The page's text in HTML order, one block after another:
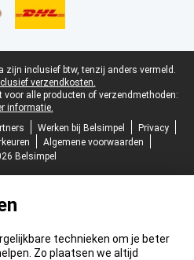
zijn inclusief btw, tenzij anders vermeld.
verzendkosten.
voor alle producten of verzendmethoden:
informatie.
Werken bij Belsimpel
Privacy
Algemene voorwaarden
Belsimpel
technieken om je beter
Zo plaatsen we altijd